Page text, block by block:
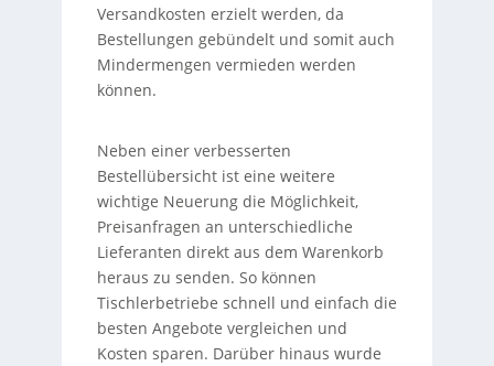
Versandkosten erzielt werden, da
Bestellungen gebündelt und somit auch
Mindermengen vermieden werden
können.
Neben einer verbesserten
Bestellübersicht ist eine weitere
wichtige Neuerung die Möglichkeit,
Preisanfragen an unterschiedliche
Lieferanten direkt aus dem Warenkorb
heraus zu senden. So können
Tischlerbetriebe schnell und einfach die
besten Angebote vergleichen und
Kosten sparen. Darüber hinaus wurde